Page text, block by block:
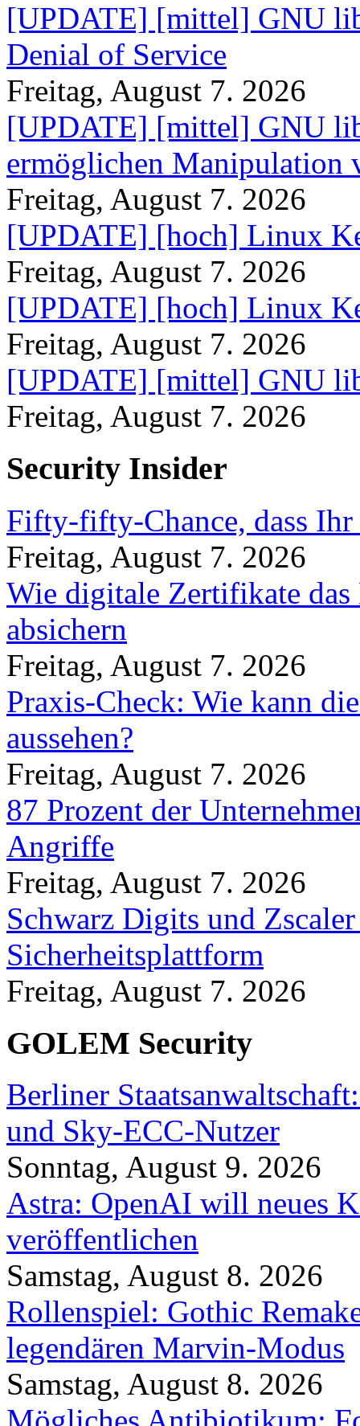
[UPDATE] [mittel] GNU
Denial of Service
Freitag, August 7. 2026
[UPDATE] [mittel] GNU
ermöglichen Manipulation
Freitag, August 7. 2026
[UPDATE] [hoch] Linux
Freitag, August 7. 2026
[UPDATE] [hoch] Linux
Freitag, August 7. 2026
[UPDATE] [mittel] GNU
Freitag, August 7. 2026
Security Insider
Fifty-fifty-Chance, dass
Freitag, August 7. 2026
Wie digitale Zertifikate
absichern
Freitag, August 7. 2026
Praxis-Check: Wie kann
aussehen?
Freitag, August 7. 2026
87 Prozent der
Angriffe
Freitag, August 7. 2026
Schwarz Digits und
Sicherheitsplattform
Freitag, August 7. 2026
GOLEM Security
Berliner
und Sky-ECC-Nutzer
Sonntag, August 9. 2026
Astra: OpenAI will neues
veröffentlichen
Samstag, August 8. 2026
Rollenspiel: Gothic
legendären Marvin-Modus
Samstag, August 8. 2026